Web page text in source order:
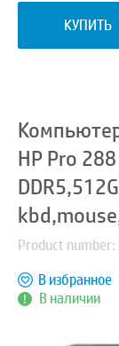
КУПИТЬ
HP Pro
Product number:
В наличии
В избранное